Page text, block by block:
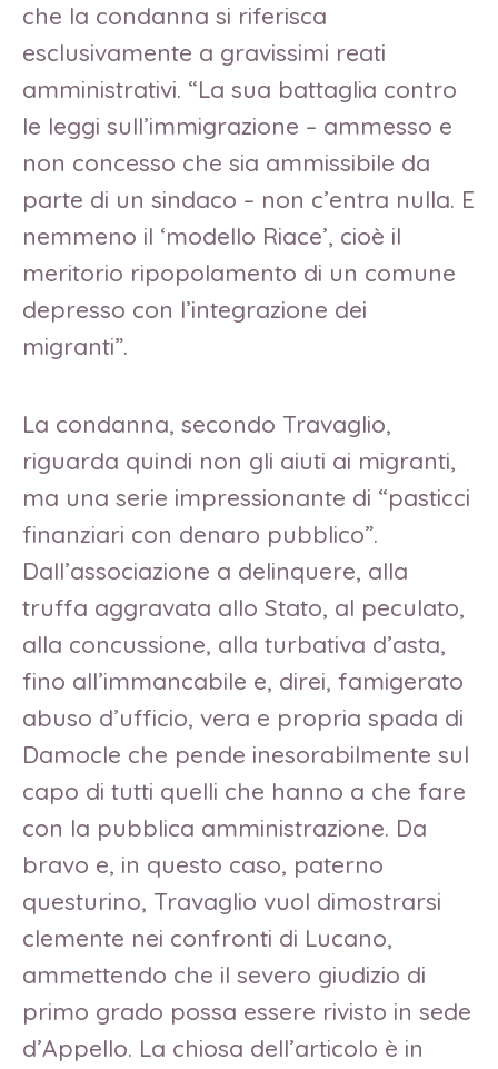
che la condanna si riferisca
esclusivamente a gravissimi reati
amministrativi. “La sua battaglia contro
le leggi sull’immigrazione – ammesso e
non concesso che sia ammissibile da
parte di un sindaco – non c’entra nulla. E
nemmeno il ‘modello Riace’, cioè il
meritorio ripopolamento di un comune
depresso con l’integrazione dei
migranti”.
La condanna, secondo Travaglio,
riguarda quindi non gli aiuti ai migranti,
ma una serie impressionante di “pasticci
finanziari con denaro pubblico”.
Dall’associazione a delinquere, alla
truffa aggravata allo Stato, al peculato,
alla concussione, alla turbativa d’asta,
fino all’immancabile e, direi, famigerato
abuso d’ufficio, vera e propria spada di
Damocle che pende inesorabilmente sul
capo di tutti quelli che hanno a che fare
con la pubblica amministrazione. Da
bravo e, in questo caso, paterno
questurino, Travaglio vuol dimostrarsi
clemente nei confronti di Lucano,
ammettendo che il severo giudizio di
primo grado possa essere rivisto in sede
d’Appello. La chiosa dell’articolo è in